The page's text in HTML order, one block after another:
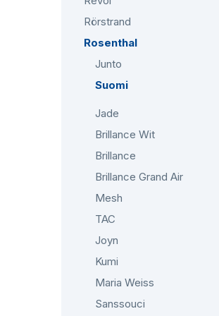
Rörstrand
Rosenthal
Junto
Suomi
Jade
Brillance Wit
Brillance
Brillance Grand Air
Mesh
TAC
Joyn
Kumi
Maria Weiss
Sanssouci